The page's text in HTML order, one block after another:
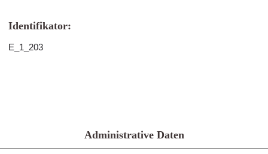
Identifikator:
E_1_203
Administrative Daten